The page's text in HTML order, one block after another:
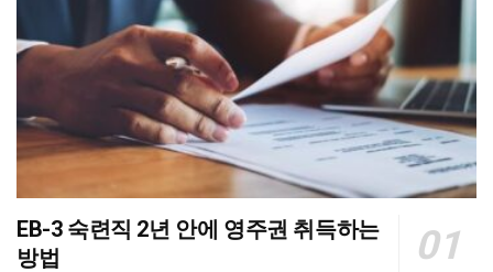
EB-3 숙련직 2년 안에 영주권 취득하는
방법